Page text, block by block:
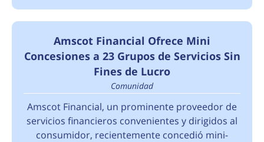
Amscot Financial Ofrece Mini
Concesiones a 23 Grupos de Servicios Sin
Fines de Lucro
Comunidad
Amscot Financial, un prominente proveedor de
servicios financieros convenientes y dirigidos al
consumidor, recientemente concedió mini-